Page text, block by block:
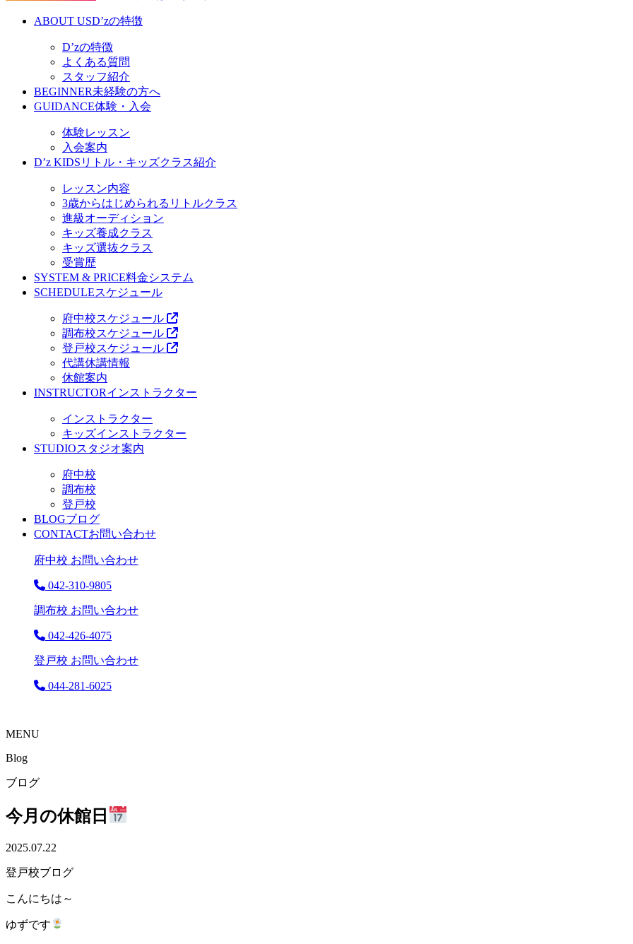
ABOUT USD’zの特徴
D’zの特徴
よくある質問
スタッフ紹介
BEGINNER未経験の方へ
GUIDANCE体験・入会
体験レッスン
入会案内
D’z KIDS リトル・キッズクラス紹介
レッスン内容
3歳からはじめられるリトルクラス
進級オーディション
キッズ養成クラス
キッズ選抜クラス
受賞歴
SYSTEM & PRICE料金システム
SCHEDULEスケジュール
府中校スケジュール
調布校スケジュール
登戸校スケジュール
代講休講情報
休館案内
INSTRUCTORインストラクター
インストラクター
キッズインストラクター
STUDIOスタジオ案内
府中校
調布校
登戸校
BLOGブログ
CONTACTお問い合わせ
府中校 お問い合わせ
042-310-9805
調布校 お問い合わせ
042-426-4075
登戸校 お問い合わせ
044-281-6025
MENU
Blog
ブログ
今月の休館日
2025.07.22
登戸校ブログ
こんにちは～
ゆずです